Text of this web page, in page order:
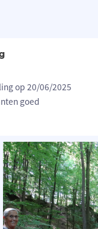
op 20/06/2025
goed